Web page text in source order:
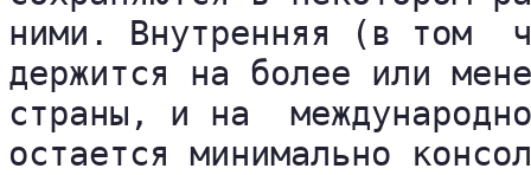
ними. Внутренняя (в том
держится на более или
страны, и на
остается минимально